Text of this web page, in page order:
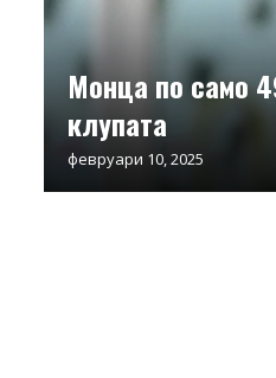
Монца по само
клупата
февруари 10, 2025